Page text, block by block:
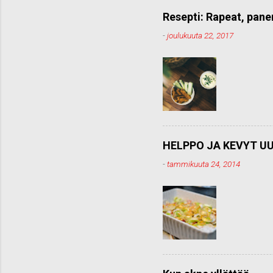
e
t
i
Resepti: Rapeat,
-joulukuuta 22, 2017
HELPPO JA KEVYT
-tammikuuta 24, 2014